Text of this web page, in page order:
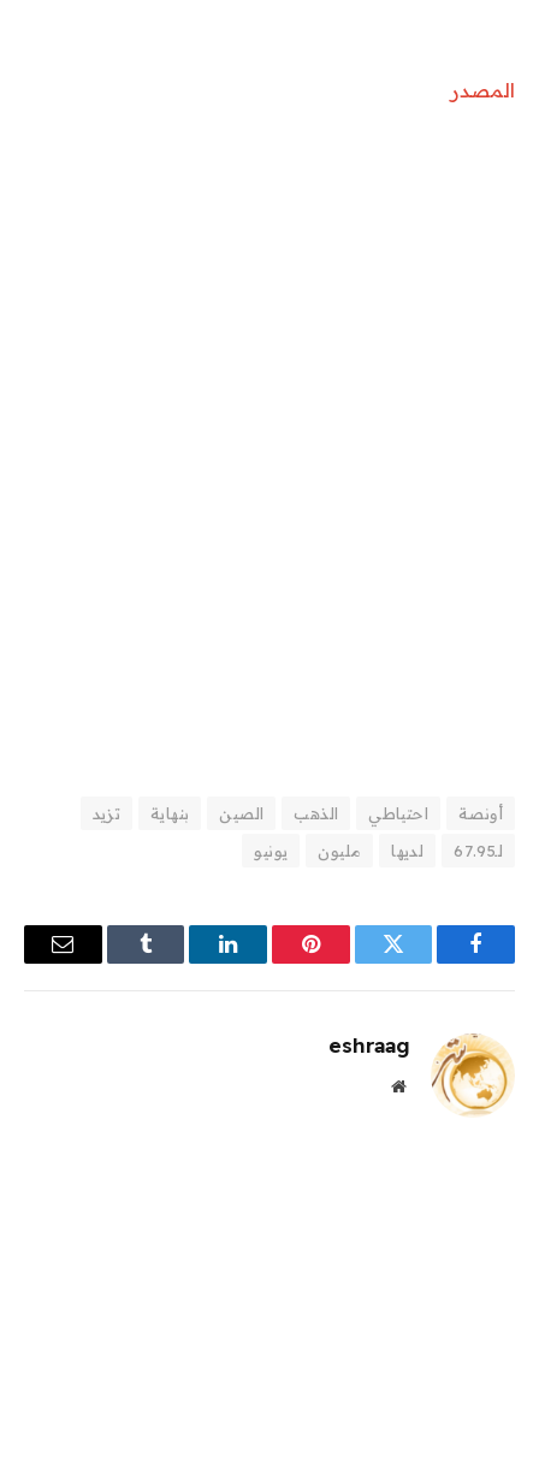
المصدر
أونصة احتياطي الذهب الصين بنهاية
تزيد
لـ67.95
لديها مليون يونيو
فيسبوك تويتر بينتيريستلينكدإن Tumblr
البريد
eshraag
موقع